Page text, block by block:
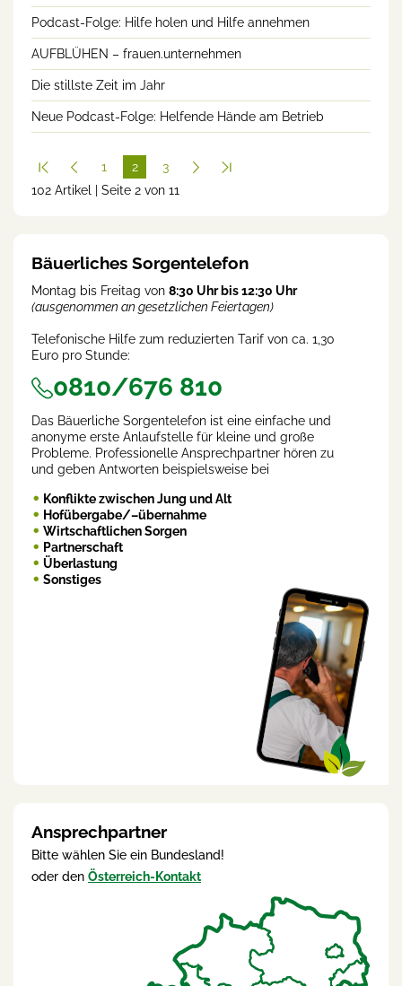
Podcast-Folge: Hilfe holen und Hilfe annehmen
AUFBLÜHEN – frauen.unternehmen
Die stillste Zeit im Jahr
Neue Podcast-Folge: Helfende Hände am Betrieb
1
2
(cur
3
102 Artikel | Seite 2 von 11
Bäuerliches Sorgentelefon
Montag bis Freitag von 8:30 Uhr bis 12:30 Uhr
(ausgenommen an gesetzlichen Feiertagen)
Telefonische Hilfe zum reduzierten Tarif von ca. 1,30
Euro pro Stunde:
0810/676 810
Das Bäuerliche Sorgentelefon ist eine einfache und
anonyme erste Anlaufstelle für kleine und große
Probleme. Professionelle Ansprechpartner hören zu
und geben Antworten beispielsweise bei
Konflikte zwischen Jung und Alt
Hofübergabe/–übernahme
Wirtschaftlichen Sorgen
Partnerschaft
Überlastung
Sonstiges
Ansprechpartner
Bitte wählen Sie ein Bundesland!
oder den Österreich-Kontakt